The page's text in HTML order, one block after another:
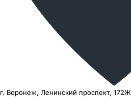
г. Воронеж, Ленинский проспект, 172Ж